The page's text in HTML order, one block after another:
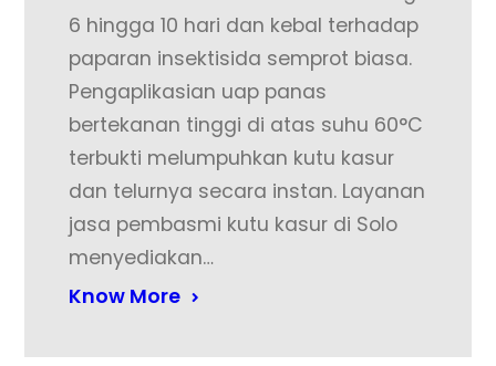
6 hingga 10 hari dan kebal terhadap
paparan insektisida semprot biasa.
Pengaplikasian uap panas
bertekanan tinggi di atas suhu 60°C
terbukti melumpuhkan kutu kasur
dan telurnya secara instan. Layanan
jasa pembasmi kutu kasur di Solo
menyediakan…
Know More